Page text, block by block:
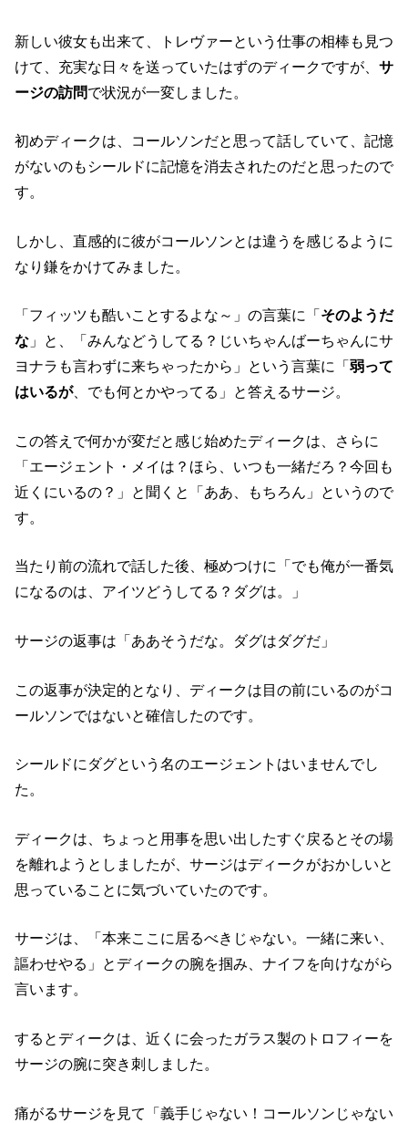
新しい彼女も出来て、トレヴァーという仕事の相棒も見つ
けて、充実な日々を送っていたはずのディークですが、 サ
ージの訪問で状況が一変しました。
初めディークは、コールソンだと思って話していて、記憶
がないのもシールドに記憶を消去されたのだと思ったので
す。
しかし、直感的に彼がコールソンとは違うを感じるように
なり鎌をかけてみました。
「フィッツも酷いことするよな～」の言葉に「 そのようだ
な 」と、「みんなどうしてる？じいちゃんばーちゃんにサ
ヨナラも言わずに来ちゃったから」という言葉に「 弱って
はいるが、でも何とかやってる」と答えるサージ。
この答えで何かが変だと感じ始めたディークは、さらに
「エージェント・メイは？ほら、いつも一緒だろ？今回も
近くにいるの？」と聞くと「ああ、もちろん」というので
す。
当たり前の流れで話した後、極めつけに「でも俺が一番気
になるのは、アイツどうしてる？ダグは。」
サージの返事は「ああそうだな。ダグはダグだ」
この返事が決定的となり、ディークは目の前にいるのがコ
ールソンではないと確信したのです。
シールドにダグという名のエージェントはいませんでし
た。
ディークは、ちょっと用事を思い出したすぐ戻るとその場
を離れようとしましたが、サージはディークがおかしいと
思っていることに気づいていたのです。
サージは、「本来ここに居るべきじゃない。一緒に来い、
謳わせやる」とディークの腕を掴み、ナイフを向けながら
言います。
するとディークは、近くに会ったガラス製のトロフィーを
サージの腕に突き刺しました。
痛がるサージを見て「義手じゃない！コールソンじゃない